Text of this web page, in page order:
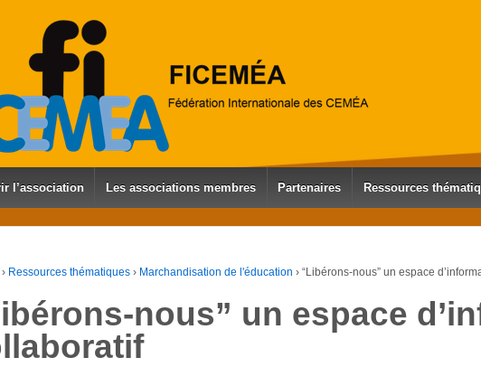
l’association Les associations membres Partenaires Ressources
› Ressources thématiques › Marchandisation de l'éducation › “Libérons-nous” un espace
nous” un espace